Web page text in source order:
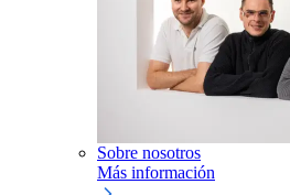
Sobre nosotros
Más información